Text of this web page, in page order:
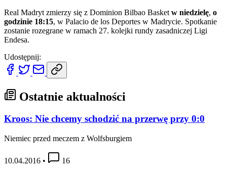
Real Madryt zmierzy się z Dominion Bilbao Basket w niedzielę, o
godzinie 18:15, w Palacio de los Deportes w Madrycie. Spotkanie
zostanie rozegrane w ramach 27. kolejki rundy zasadniczej Ligi
Endesa.
Udostępnij:
Ostatnie aktualności
Kroos: Nie chcemy schodzić na przerwę przy 0:0
Niemiec przed meczem z Wolfsburgiem
10.04.2016 • 16